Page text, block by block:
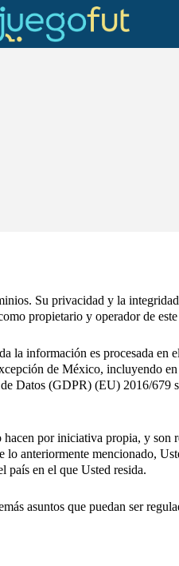
Su privacidad y la
propietario y operador de
la información es procesada en
de México, incluyendo
Datos (GDPR) (EU) 2016/679
por iniciativa propia, y son
anteriormente mencionado,
país en el que Usted resida.
asuntos que puedan ser